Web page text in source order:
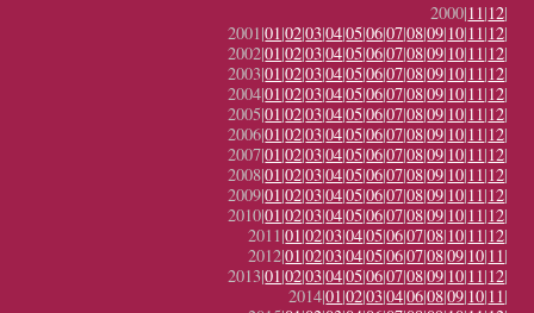
2000|11|12|
2001|01|02|03|04|05|06|07|08|09|10|11|12|
2002|01|02|03|04|05|06|07|08|09|10|11|12|
2003|01|02|03|04|05|06|07|08|09|10|11|12|
2004|01|02|03|04|05|06|07|08|09|10|11|12|
2005|01|02|03|04|05|06|07|08|09|10|11|12|
2006|01|02|03|04|05|06|07|08|09|10|11|12|
2007|01|02|03|04|05|06|07|08|09|10|11|12|
2008|01|02|03|04|05|06|07|08|09|10|11|12|
2009|01|02|03|04|05|06|07|08|09|10|11|12|
2010|01|02|03|04|05|06|07|08|09|10|11|12|
2011|01|02|03|04|05|06|07|08|10|11|12|
2012|01|02|03|04|05|06|07|08|09|10|11|
2013|01|02|03|04|05|06|07|08|09|10|11|12|
2014|01|02|03|04|06|08|09|10|11|